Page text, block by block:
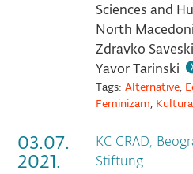
Sciences and
North
Zdravko
Yavor Tarinski
Tags: Alternative,
Feminizam, Kultura
03.07.
2021.
KC GRAD,
Stiftung